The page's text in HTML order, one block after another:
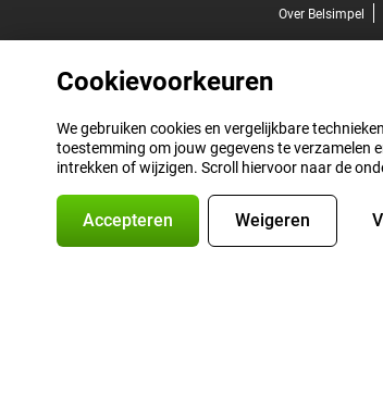
Over Belsimpel
Cookievoorkeuren
We gebruiken cookies en vergelijkbare
toestemming om jouw gegevens te verzamelen
intrekken of wijzigen. Scroll hiervoor naar de
Accepteren Weigeren